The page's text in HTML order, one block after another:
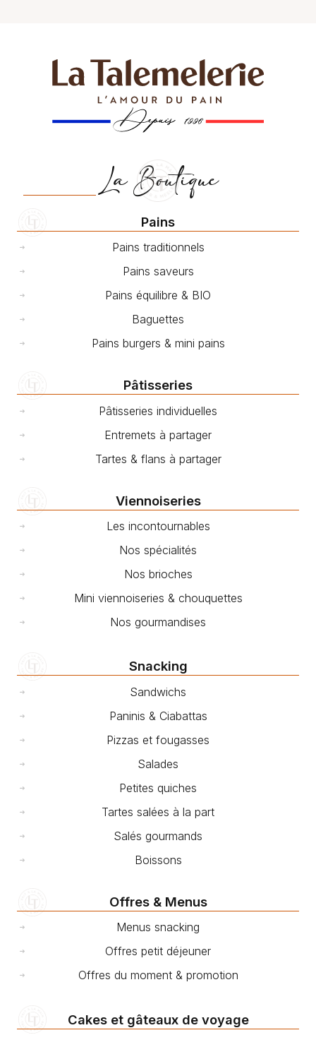
La Boutique
Pains
Pains traditionnels
Pains saveurs
Pains équilibre & BIO
Baguettes
Pains burgers & mini pains
Pâtisseries
Pâtisseries individuelles
Entremets à partager
Tartes & flans à partager
Viennoiseries
Les incontournables
Nos spécialités
Nos brioches
Mini viennoiseries & chouquettes
Nos gourmandises
Snacking
Sandwichs
Paninis & Ciabattas
Pizzas et fougasses
Salades
Petites quiches
Tartes salées à la part
Salés gourmands
Boissons
Offres & Menus
Menus snacking
Offres petit déjeuner
Offres du moment & promotion
Cakes et gâteaux de voyage